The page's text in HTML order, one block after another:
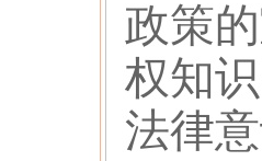
政策
权知
法律